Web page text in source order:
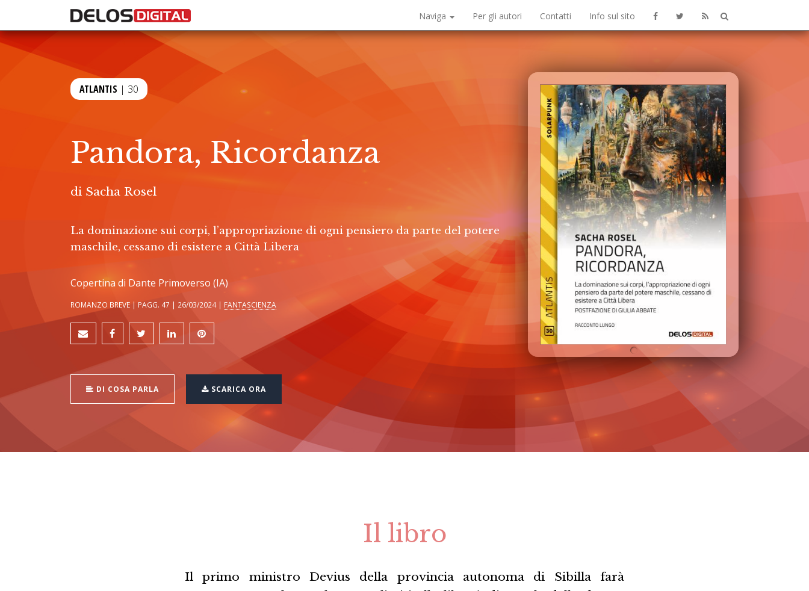
Naviga Per gli autori Contatti Info sul sito
ATLANTIS | 30
Pandora, Ricordanza
di Sacha Rosel
La dominazione sui corpi, l’appropriazione di ogni pensiero da parte del potere
maschile, cessano di esistere a Città Libera
Copertina di Dante Primoverso (IA)
ROMANZO BREVE | PAGG. 47 | 26/03/2024 | FANTASCIENZA
DI COSA PARLA SCARICA ORA
Il libro
Il primo ministro Devius della provincia autonoma di Sibilla farà